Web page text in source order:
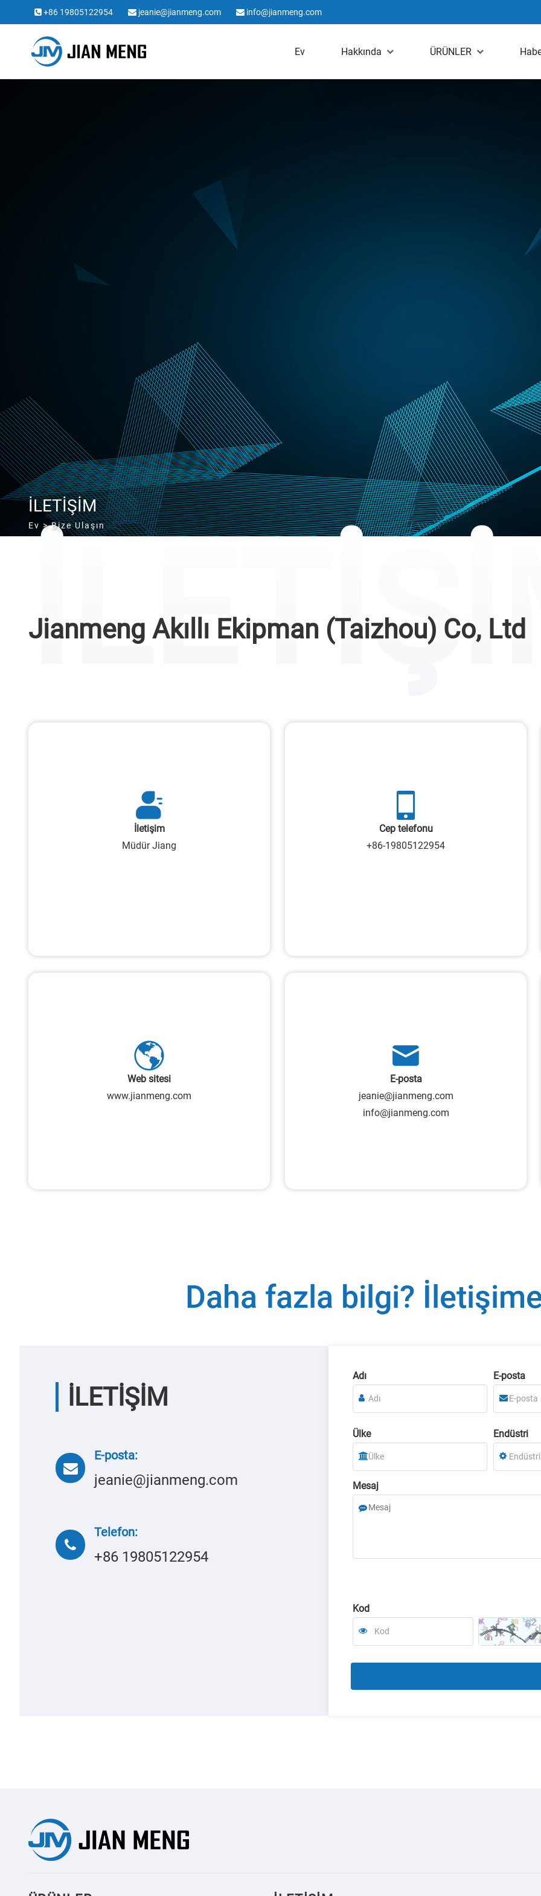
+86 19805122954 jeanie@jianmeng.com info@jianmeng.com
Ev Hakkında ÜRÜNLER
İLETİŞİM
Ev > Bize Ulaşın
Jianmeng Akıllı Ekipman (Taizhou) Co, Ltd
İletişim
Müdür Jiang
Cep telefonu
+86-19805122954
Web sitesi
www.jianmeng.com
E-posta
jeanie@jianmeng.com
info@jianmeng.com
Daha fazla bilgi?
İLETİŞİM
E-posta:
jeanie@jianmeng.com
Telefon:
+86 19805122954
Adı E-posta
Ülke Endüstri
Mesaj
Kod